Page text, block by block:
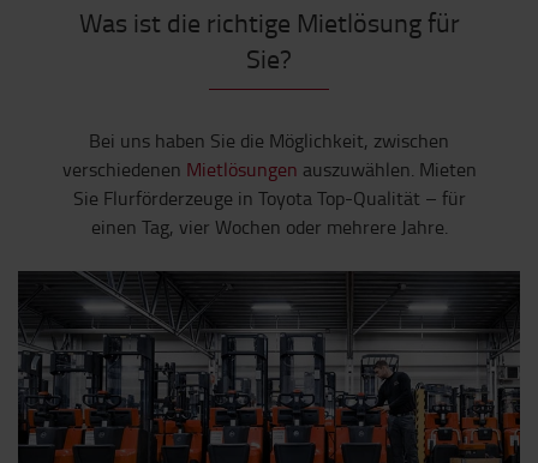
Was ist die richtige Mietlösung für
Sie?
Bei uns haben Sie die Möglichkeit, zwischen
verschiedenen Mietlösungen auszuwählen. Mieten
Sie Flurförderzeuge in Toyota Top-Qualität – für
einen Tag, vier Wochen oder mehrere Jahre.